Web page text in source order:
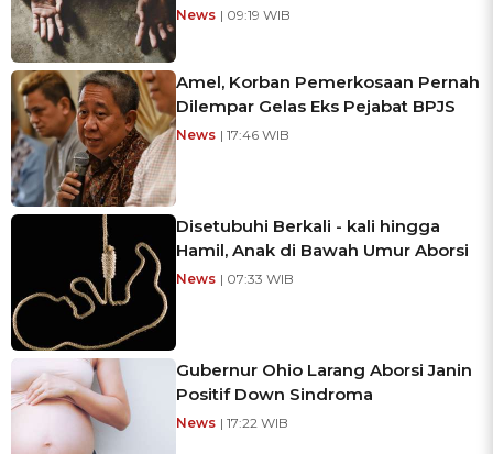
News | 09:19 WIB
Amel, Korban Pemerkosaan Pernah
Dilempar Gelas Eks Pejabat BPJS
News | 17:46 WIB
Disetubuhi Berkali - kali hingga
Hamil, Anak di Bawah Umur Aborsi
News | 07:33 WIB
Gubernur Ohio Larang Aborsi Janin
Positif Down Sindroma
News | 17:22 WIB